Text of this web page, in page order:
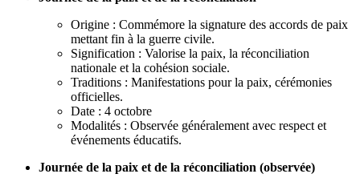
Origine : Commémore la signature des accords de paix
mettant fin à la guerre civile.
Signification : Valorise la paix, la réconciliation
nationale et la cohésion sociale.
Traditions : Manifestations pour la paix, cérémonies
officielles.
Date : 4 octobre
Modalités : Observée généralement avec respect et
événements éducatifs.
Journée de la paix et de la réconciliation (observée)